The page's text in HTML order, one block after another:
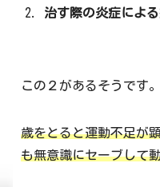
治す際の炎症によ
この２があるそうです。
歳をとると運動不足が
も無意識にセーブして